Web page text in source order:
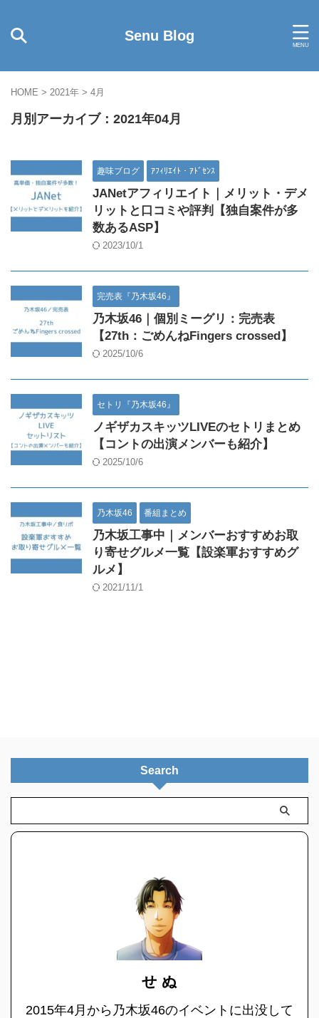
Senu Blog
HOME > 2021年 > 4月
月別アーカイブ：2021年04月
趣味ブログ ｱﾌｨﾘｴｲﾄ・ｱﾄﾞｾﾝｽ
JANetアフィリエイト｜メリット・デメ
リットと口コミや評判【独自案件が多
数あるASP】
2023/10/1
完売表『乃木坂46』
乃木坂46｜個別ミーグリ：完売表
【27th：ごめんねFingers crossed】
2025/10/6
セトリ『乃木坂46』
ノギザカスキッツLIVEのセトリまとめ
【コントの出演メンバーも紹介】
2025/10/6
乃木坂46 番組まとめ
乃木坂工事中｜メンバーおすすめお取
り寄せグルメ一覧【設楽軍おすすめグ
ルメ】
2021/11/1
Search
せ ぬ
2015年4月から乃木坂46のイベントに出没して